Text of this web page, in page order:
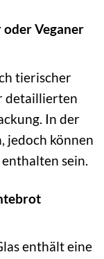
Veganer
tierischer
detaillierten
In der
jedoch können
sein.
enthält eine